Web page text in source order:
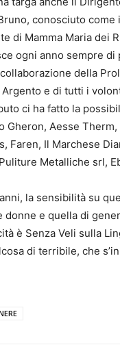
conosciuto
di Mamma Maria dei
ogni anno sempre
della
e di tutti i
ci ha fatto la
Gheron, Aesse
Faren, Il Marchese
Metalliche srl,
la sensibilità su
e quella di
è Senza Veli sulla
di terribile, che